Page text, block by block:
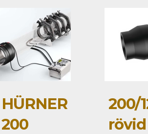
HÜRNER
200
200/
rövid